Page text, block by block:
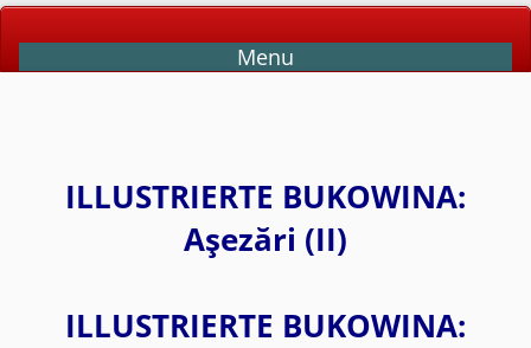
Menu
ILLUSTRIERTE BUKOWINA:
Aşezări (II)
ILLUSTRIERTE BUKOWINA: